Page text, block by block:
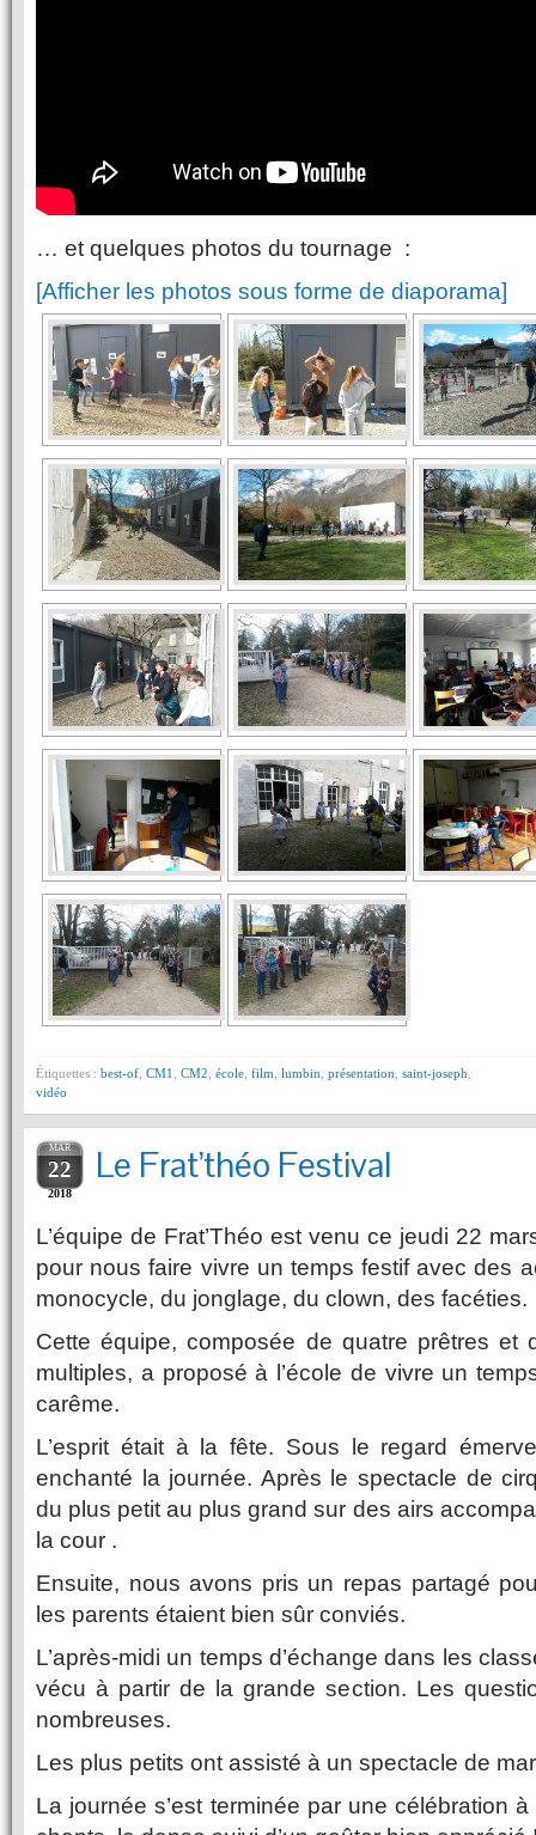
… et quelques photos du tournage :
[Afficher les photos sous forme de diaporama]
Étiquettes : best-of CM1 CM2 école film lumbin présentation saint-joseph
vidéo
MAR
22
2018
Le Frat’théo Festival
L’équipe de Frat’Théo est venu ce jeudi 22
pour nous faire vivre un temps festif avec des
monocycle, du jonglage, du clown, des facéties.
Cette équipe, composée de quatre prêtres et
multiples, a proposé à l’école de vivre un
carême.
L’esprit était à la fête. Sous le regard
enchanté la journée. Après le spectacle de
du plus petit au plus grand sur des airs
la cour .
Ensuite, nous avons pris un repas partagé
les parents étaient bien sûr conviés.
L’après-midi un temps d’échange dans les
vécu à partir de la grande section. Les
nombreuses.
Les plus petits ont assisté à un spectacle de
La journée s’est terminée par une célébration